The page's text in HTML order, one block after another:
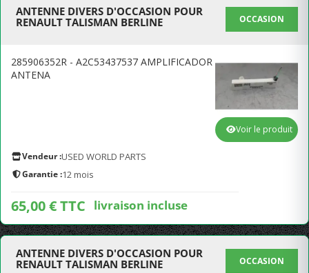
ANTENNE DIVERS D'OCCASION POUR
RENAULT TALISMAN BERLINE
OCCASION
285906352R - A2C53437537 AMPLIFICADOR
ANTENA
Vendeur :USED WORLD PARTS
Garantie :12 mois
65,00 € TTC livraison incluse
Voir le produit
ANTENNE DIVERS D'OCCASION POUR
RENAULT TALISMAN BERLINE
OCCASION